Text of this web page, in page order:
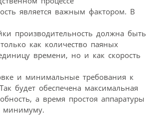
является важным фактором. В
производительность должна быть
как количество паяных
времени, но и как скорость
и минимальные требования к
будет обеспечена максимальная
а время простоя аппаратуры
минимуму.